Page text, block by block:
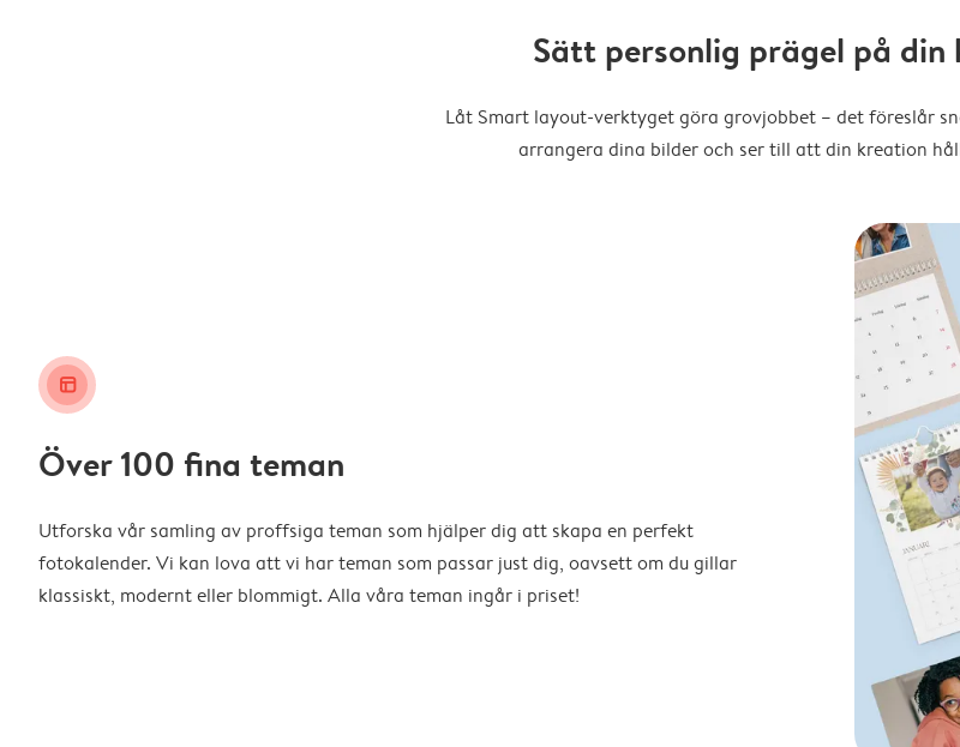
Sätt personlig prägel på din
Låt Smart layout-verktyget göra grovjobbet – det föreslår
arrangera dina bilder och ser till att din kreation
layout_alt
Över 100 fina teman
Utforska vår samling av proffsiga teman som hjälper dig att skapa en perfekt
fotokalender. Vi kan lova att vi har teman som passar just dig, oavsett om du gillar
klassiskt, modernt eller blommigt. Alla våra teman ingår i priset!